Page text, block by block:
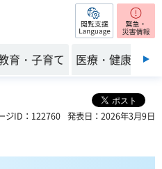
閲覧支援
育・子育て 医療・健康・福
ジID：122760 発表日：2026年3月9日